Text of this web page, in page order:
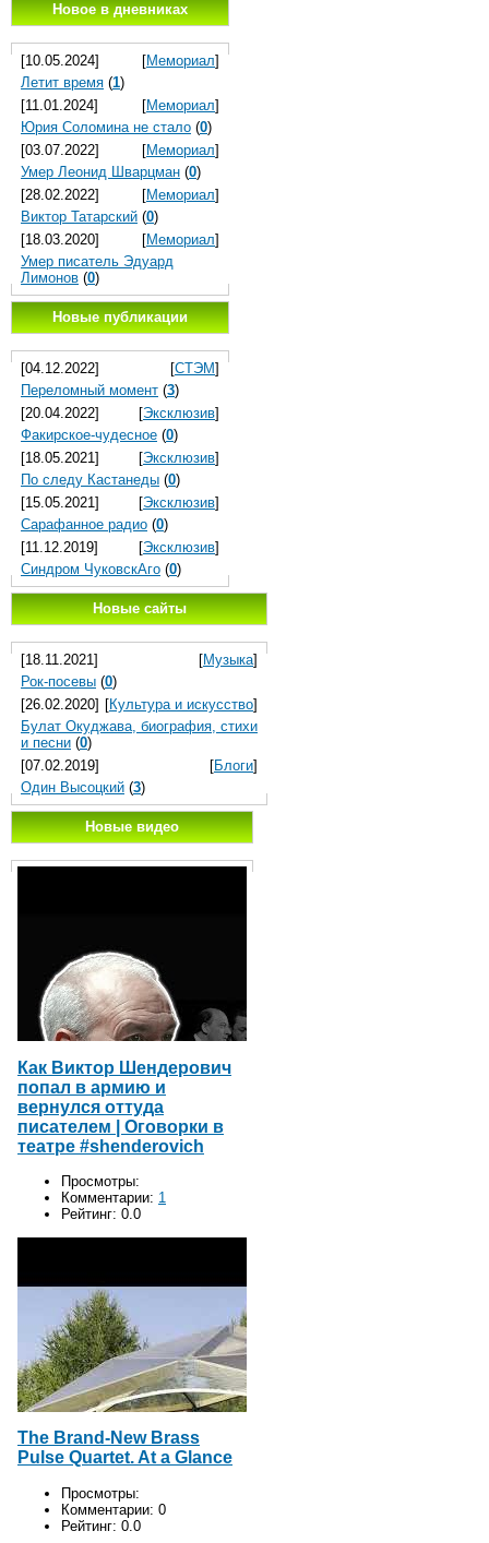
Новое в дневниках
[10.05.2024] [Мемориал]
Летит время (1)
[11.01.2024]
[Мемориал]
Юрия Соломина не стало (0)
[03.07.2022]
[Мемориал]
Умер Леонид Шварцман (0)
[28.02.2022]
[Мемориал]
Виктор Татарский (0)
[18.03.2020]
[Мемориал]
Умер писатель Эдуард
Лимонов (0)
Новые публикации
[04.12.2022] [СТЭМ]
Переломный момент (3)
[20.04.2022]
[Эксклюзив]
Факирское-чудесное (0)
[18.05.2021]
[Эксклюзив]
По следу Кастанеды (0)
[15.05.2021]
[Эксклюзив]
Сарафанное радио (0)
[11.12.2019]
[Эксклюзив]
Синдром ЧуковскАго (0)
Новые сайты
[18.11.2021] [Музыка]
Рок-посевы (0)
[26.02.2020] [Культура и искусство]
Булат Окуджава, биография, стихи
и песни (0)
[07.02.2019]
[Блоги]
Один Высоцкий (3)
Новые видео
Как Виктор Шендерович
попал в армию и
вернулся оттуда
писателем | Оговорки в
театре #shenderovich
Просмотры:
Комментарии: 1
Рейтинг: 0.0
The Brand-New Brass
Pulse Quartet. At a Glance
Просмотры:
Комментарии: 0
Рейтинг: 0.0